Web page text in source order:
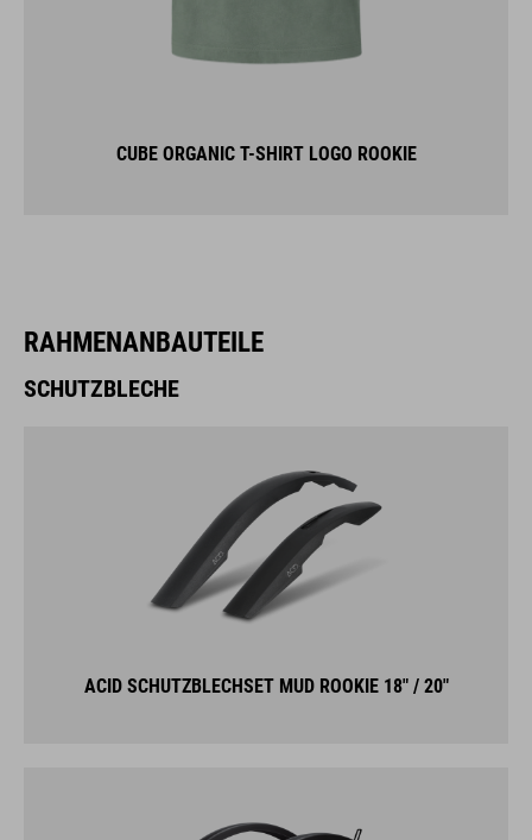
CUBE ORGANIC T-SHIRT LOGO ROOKIE
RAHMENANBAUTEILE
SCHUTZBLECHE
ACID SCHUTZBLECHSET MUD ROOKIE 18" / 20"